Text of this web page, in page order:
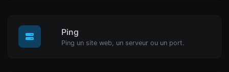
Ping
Ping un site web, un serveur ou un port.